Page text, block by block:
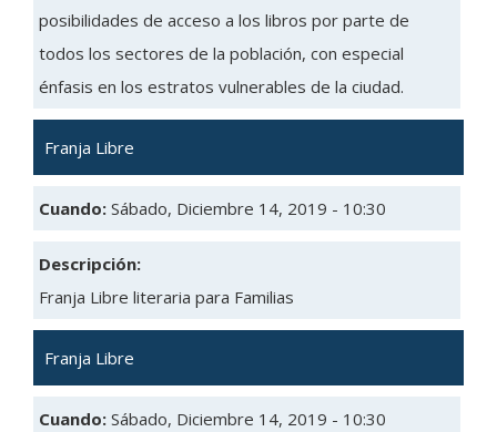
posibilidades de acceso a los libros por parte de
todos los sectores de la población, con especial
énfasis en los estratos vulnerables de la ciudad.
Franja Libre
Cuando: Sábado, Diciembre 14, 2019 - 10:30
Descripción:
Franja Libre literaria para Familias
Franja Libre
Cuando: Sábado, Diciembre 14, 2019 - 10:30